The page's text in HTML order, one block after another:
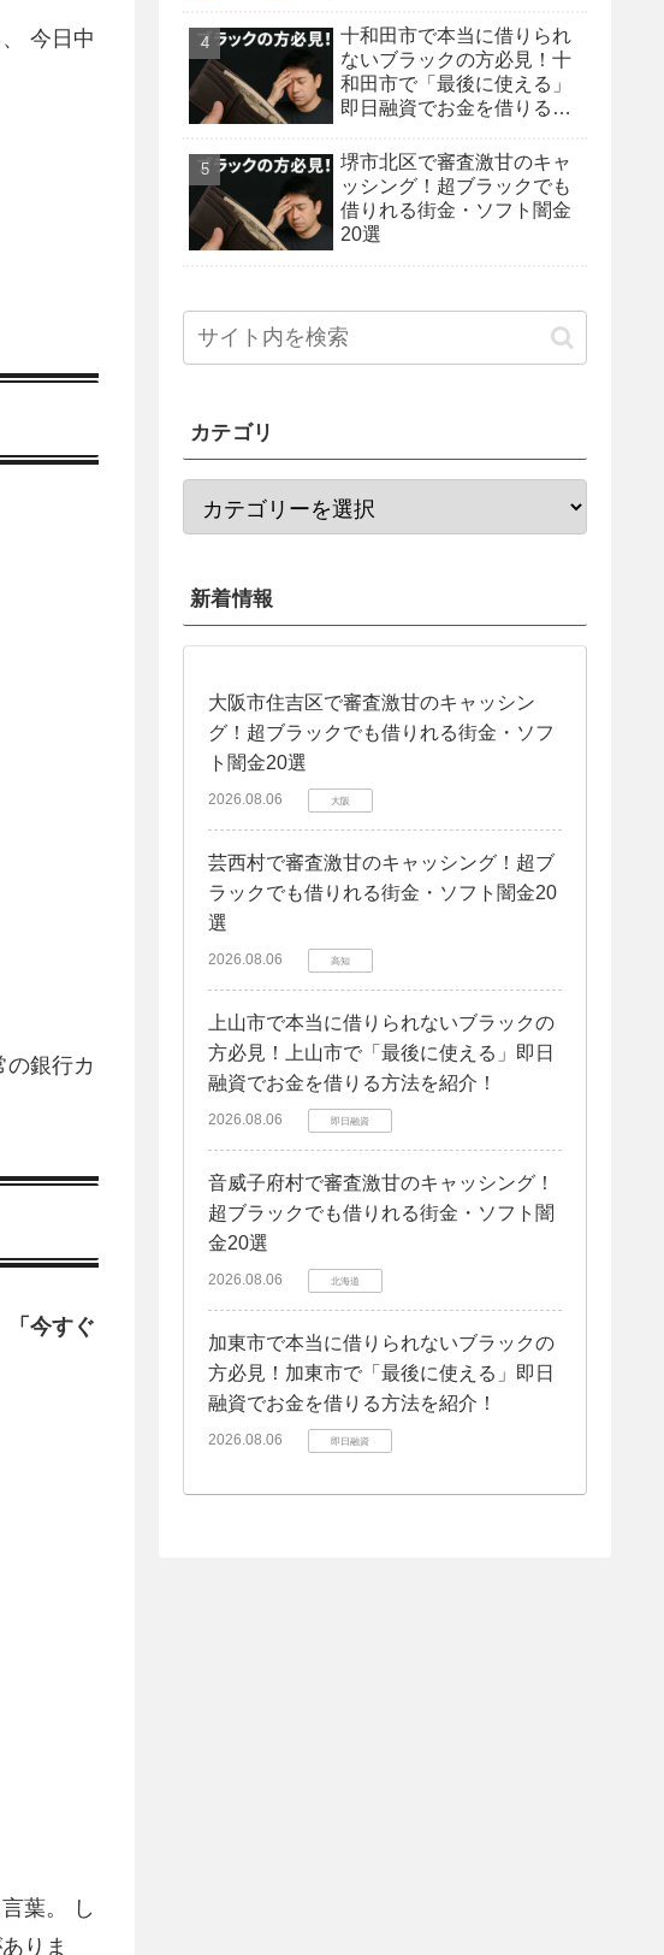
、 今日中
の銀行カ
「今すぐ
葉。 し
りま
十和田市で本当に借りられ
ないブラックの方必見！十
和田市で「最後に使える」
即日融資でお金を借りる方
堺市北区で審査激甘のキャ
ッシング！超ブラックでも
借りれる街金・ソフト闇金
20選
カテゴリ
新着情報
大阪市住吉区で審査激甘のキャッシン
グ！超ブラックでも借りれる街金・ソフ
ト闇金20選
2026.08.06 大阪
芸西村で審査激甘のキャッシング！超ブ
ラックでも借りれる街金・ソフト闇金20
選
2026.08.06 高知
上山市で本当に借りられないブラックの
方必見！上山市で「最後に使える」即日
融資でお金を借りる方法を紹介！
2026.08.06 即日融資
音威子府村で審査激甘のキャッシング！
超ブラックでも借りれる街金・ソフト闇
金20選
2026.08.06 北海道
加東市で本当に借りられないブラックの
方必見！加東市で「最後に使える」即日
融資でお金を借りる方法を紹介！
2026.08.06 即日融資